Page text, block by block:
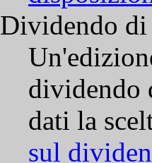
Dividendo
dividendo
dati la
sul